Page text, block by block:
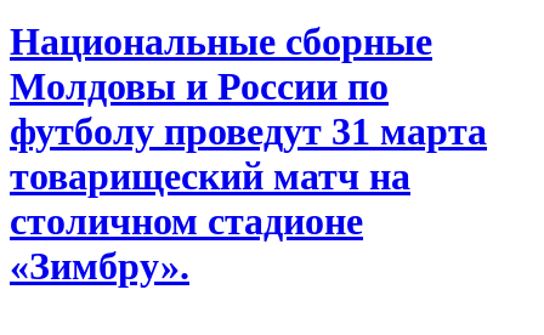
Национальные сборные
Молдовы и России по
футболу проведут 31 марта
товарищеский матч на
столичном стадионе
«Зимбру».